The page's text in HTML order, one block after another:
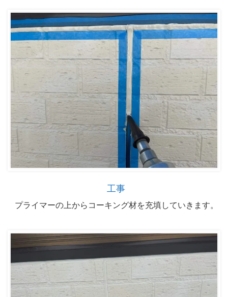
工事
プライマーの上からコーキング材を充填していきます。